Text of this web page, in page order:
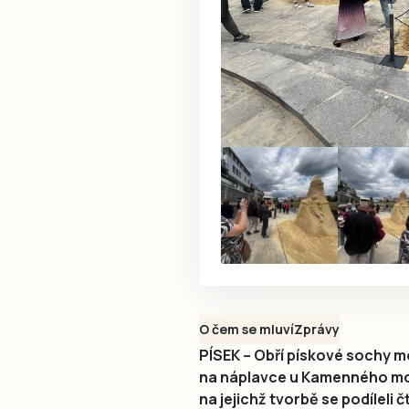
O čem se mluvíZprávy
PÍSEK – Obří pískové sochy
na náplavce u Kamenného
na jejichž tvorbě se podíleli